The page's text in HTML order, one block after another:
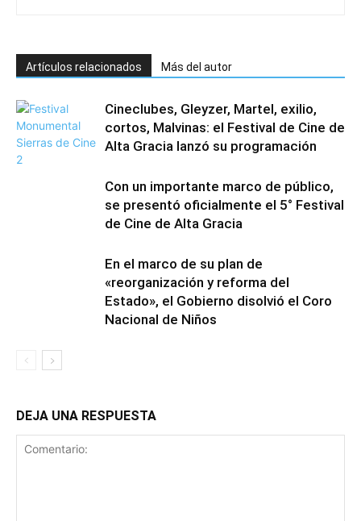
Artículos relacionados Más del autor
Cineclubes, Gleyzer, Martel, exilio,
cortos, Malvinas: el Festival de Cine de
Alta Gracia lanzó su programación
Con un importante marco de público,
se presentó oficialmente el 5° Festival
de Cine de Alta Gracia
En el marco de su plan de
«reorganización y reforma del
Estado», el Gobierno disolvió el Coro
Nacional de Niños
DEJA UNA RESPUESTA